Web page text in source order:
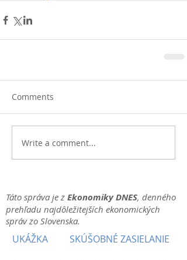
Comments
Write a comment...
Táto správa je z Ekonomiky DNES, denného
prehľadu najdôležitejších ekonomických
správ zo Slovenska.
UKÁŽKA SKÚŠOBNÉ ZASIELANIE